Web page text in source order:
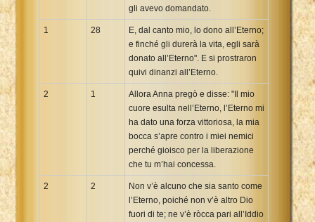
gli avevo domandato.
1 28
E, dal canto mio, lo dono all’Eterno;
e finché gli durerà la vita, egli sarà
donato all’Eterno". E si prostraron
quivi dinanzi all’Eterno.
2 1
Allora Anna pregò e disse: "Il mio
cuore esulta nell’Eterno, l’Eterno mi
ha dato una forza vittoriosa, la mia
bocca s’apre contro i miei nemici
perché gioisco per la liberazione
che tu m’hai concessa.
2 2
Non v’è alcuno che sia santo come
l’Eterno, poiché non v’è altro Dio
fuori di te; ne v’è ròcca pari all’Iddio